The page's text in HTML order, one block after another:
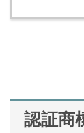
認証商